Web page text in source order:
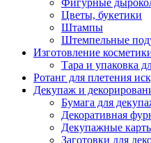
Фигурные
Цветы, букетики
Штампы
Штемпельные
Изготовление
Тара и упаковка
Ротанг для плетения
Декупаж и
Бумага для
Декоративная
Декупажные
Заготовки для